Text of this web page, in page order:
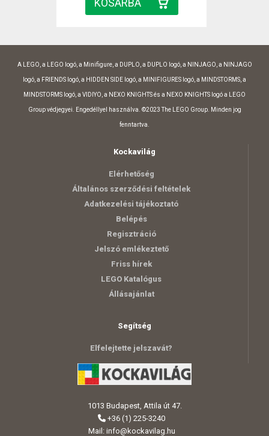
A LEGO, a LEGO logó, a Minifigure, a DUPLO, a DUPLO logó, a NINJAGO, a NINJAGO
logó, a FRIENDS logó, a HIDDEN SIDE logó, a MINIFIGURES logó, a MINDSTORMS, a
MINDSTORMS logó, a VIDIYO, a NEXO KNIGHTS és a NEXO KNIGHTS logó a LEGO
Group védjegyei. Engedéllyel használva. ©2023 The LEGO Group. Minden jog
fenntartva.
Kockavilág
Elérhetőség
Általános szerződési feltételek
Adatkezelési tájékoztató
Belépés
Regisztráció
Jelszó emlékeztető
Friss hírek
LEGO Katalógus
Állásajánlat
Segítség
Elfelejtette jelszavát?
1013 Budapest, Attila út 47.
+36 (1) 225-3240
Mail: info@kockavilag.hu